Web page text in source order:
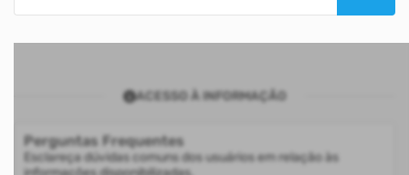
Acessibilidade
Autoatendimento
Mapa do Site
ACESSO À INFORMAÇÃO
Perguntas Frequentes
Esclareça dúvidas comuns dos usuários em relação às